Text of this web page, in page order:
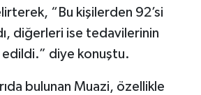
“Bu kişilerden 92’si
diğerleri ise tedavilerinin
edildi.” diye konuştu.
bulunan Muazi, özellikle